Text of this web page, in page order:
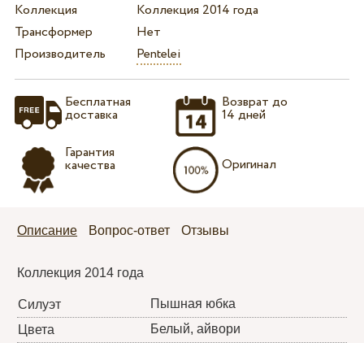
Коллекция
Коллекция 2014 года
Трансформер
Нет
Производитель
Pentelei
Бесплатная
доставка
Гарантия
качества
Возврат до
14 дней
Оригинал
Описание Вопрос-ответ Отзывы
Коллекция 2014 года
Силуэт
Пышная юбка
Цвета
Белый, айвори